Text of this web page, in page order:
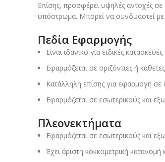
Επίσης, προσφέρει υψηλές αντοχές σε
υπόστρωμα. Μπορεί να συνδυαστεί
Πεδία Εφαρμογής
Είναι ιδανικό για ειδικές
Εφαρμόζεται σε οριζόντιες ή
Κατάλληλη επίσης για εφαρμογή σε
Εφαρμόζεται σε εσωτερικούς και
Πλεονεκτήματα
Εφαρμόζεται σε εσωτερικούς και
Έχει άριστη κοκκομετρική κατανομή